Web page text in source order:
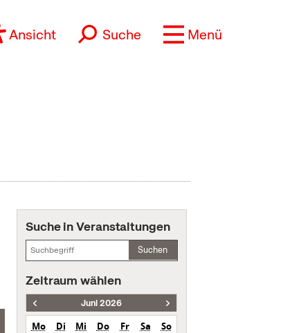
Ansicht Suche Menü
Suche in Veranstaltungen
Suchen
Zeitraum wählen
Juni 2026
Mo Di Mi Do Fr Sa
So